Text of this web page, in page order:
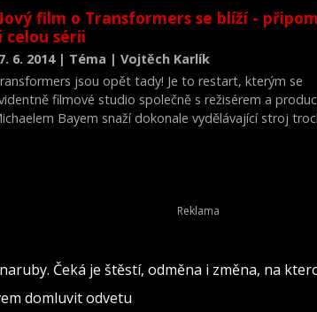
díl by bylo proti logice filmových studií.
film o Transformers se blíží -
celou sérii
6. 2014 | Téma | Vojtěch Karlík
jsou opět tady! Je to restart, kterým se
filmové studio společně s režisérem a
Bayem snaží dokonale vydělávající stroj
Čeká je štěstí, odměna i změna, na
domluvit odvetu